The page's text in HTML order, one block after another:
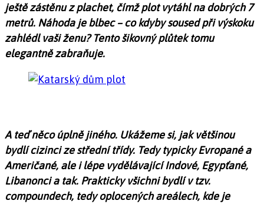
ještě zástěnu z plachet, čímž plot vytáhl na dobrých 7
metrů. Náhoda je blbec – co kdyby soused při výskoku
zahlédl vaši ženu? Tento šikovný plůtek tomu
elegantně zabraňuje.
A teď něco úplně jiného. Ukážeme si, jak většinou
bydlí cizinci ze střední třídy. Tedy typicky Evropané a
Američané, ale i lépe vydělávající Indové, Egypťané,
Libanonci a tak. Prakticky všichni bydlí v tzv.
compoundech, tedy oplocených areálech, kde je